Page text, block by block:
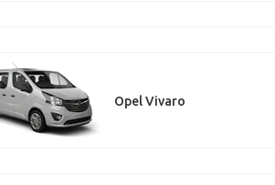
Opel Vivaro